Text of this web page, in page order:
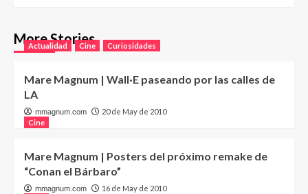
More Stories
Actualidad Cine Curiosidades
Mare Magnum | Wall·E paseando por las calles de
LA
mmagnum.com
20 de May de 2010
Cine
Mare Magnum | Posters del próximo remake de
“Conan el Bárbaro”
mmagnum.com
16 de May de 2010